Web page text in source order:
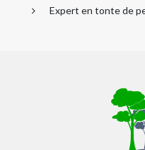
Expert en tonte de